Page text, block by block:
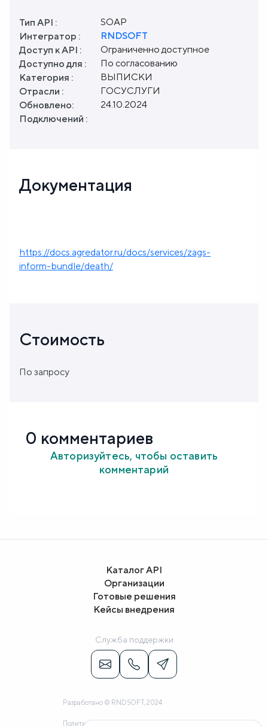
Тип API :
SOAP
Интегратор :
RNDSOFT
Доступ к API :
Ограниченно доступное
Доступно для :
По согласованию
Категория :
ВЫПИСКИ
Отрасли :
ГОСУСЛУГИ
Обновлено:
24.10.2024
Подключений :
Документация
https://docs.agredator.ru/docs/services/zags-
inform-bundle/death/
Стоимость
По запросу
0 комментариев
Авторизуйтесь, чтобы оставить
комментарий
Каталог API
Организации
Готовые решения
Кейсы внедрения
Служба поддержки
Разработано © RNDSOFT, 2024
Политика конфиденциальности